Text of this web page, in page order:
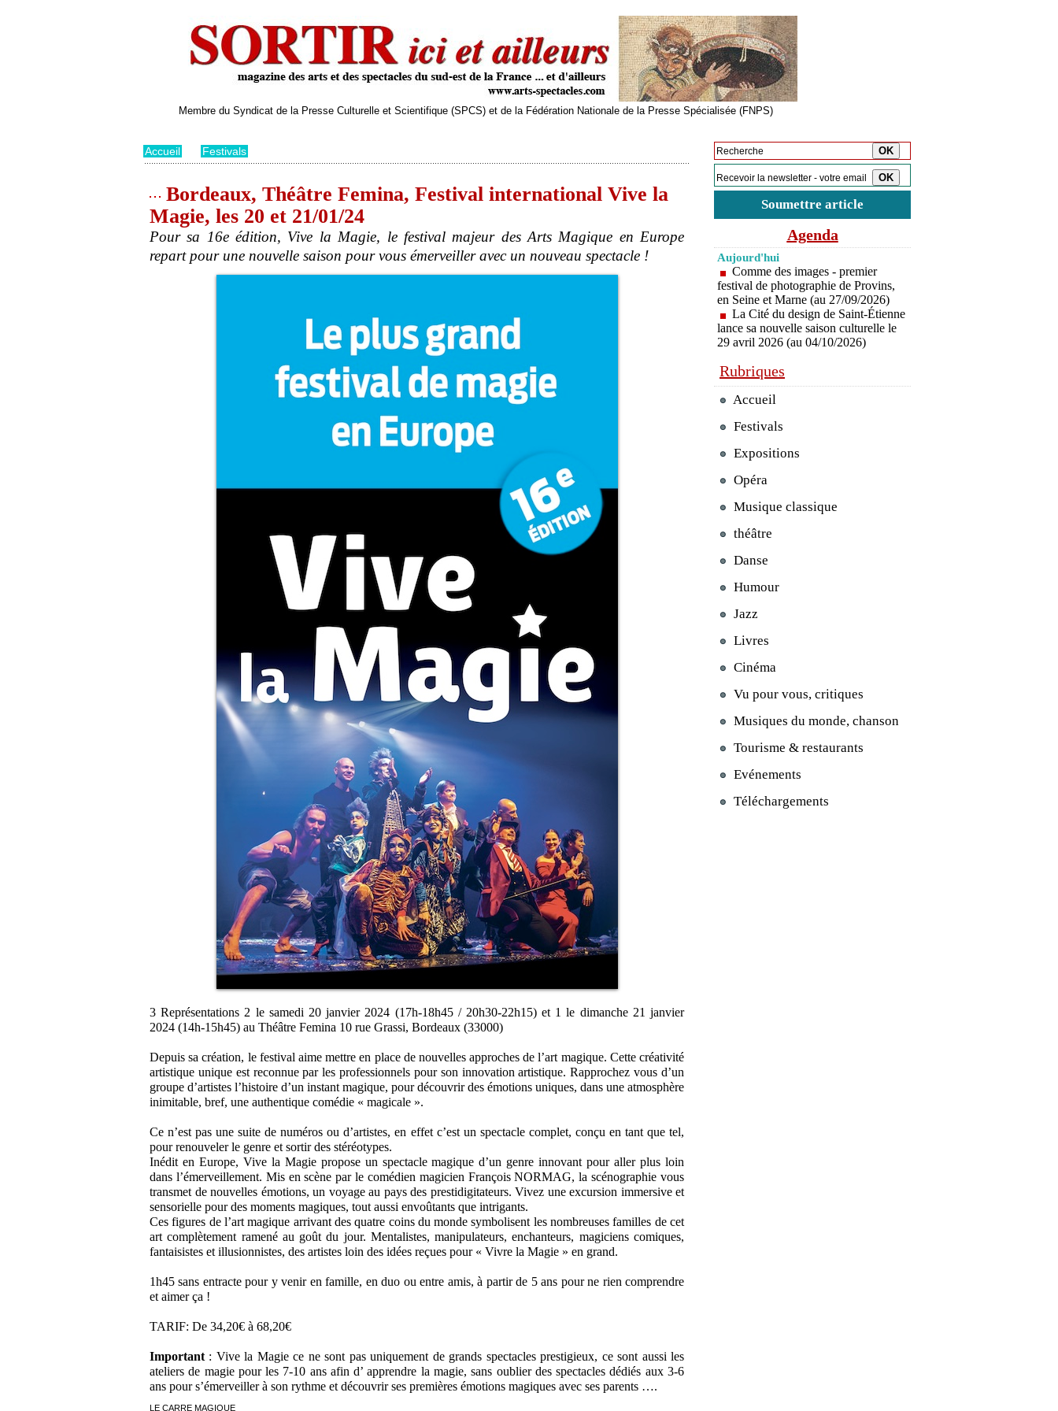
Membre du Syndicat de la Presse Culturelle et Scientifique (SPCS) et de la Fédération Nationale de la Presse Spécialisée (FNPS)
Accueil Festivals
Bordeaux, Théâtre Femina, Festival international Vive la
Magie, les 20 et 21/01/24
Pour sa 16e édition, Vive la Magie, le festival majeur des Arts Magique en Europe
repart pour une nouvelle saison pour vous émerveiller avec un nouveau spectacle !
3 Représentations 2 le samedi 20 janvier 2024 (17h-18h45 / 20h30-22h15) et 1 le dimanche 21 janvier
2024 (14h-15h45) au Théâtre Femina 10 rue Grassi, Bordeaux (33000)
Depuis sa création, le festival aime mettre en place de nouvelles approches de l’art magique. Cette créativité
artistique unique est reconnue par les professionnels pour son innovation artistique. Rapprochez vous d’un
groupe d’artistes l’histoire d’un instant magique, pour découvrir des émotions uniques, dans une atmosphère
inimitable, bref, une authentique comédie « magicale ».
Ce n’est pas une suite de numéros ou d’artistes, en effet c’est un spectacle complet, conçu en tant que tel,
pour renouveler le genre et sortir des stéréotypes.
Inédit en Europe, Vive la Magie propose un spectacle magique d’un genre innovant pour aller plus loin
dans l’émerveillement. Mis en scène par le comédien magicien François NORMAG, la scénographie vous
transmet de nouvelles émotions, un voyage au pays des prestidigitateurs. Vivez une excursion immersive et
sensorielle pour des moments magiques, tout aussi envoûtants que intrigants.
Ces figures de l’art magique arrivant des quatre coins du monde symbolisent les nombreuses familles de cet
art complètement ramené au goût du jour. Mentalistes, manipulateurs, enchanteurs, magiciens comiques,
fantaisistes et illusionnistes, des artistes loin des idées reçues pour « Vivre la Magie » en grand.
1h45 sans entracte pour y venir en famille, en duo ou entre amis, à partir de 5 ans pour ne rien comprendre
et aimer ça !
TARIF: De 34,20€ à 68,20€
Important : Vive la Magie ce ne sont pas uniquement de grands spectacles prestigieux, ce sont aussi les
ateliers de magie pour les 7-10 ans afin d’ apprendre la magie, sans oublier des spectacles dédiés aux 3-6
ans pour s’émerveiller à son rythme et découvrir ses premières émotions magiques avec ses parents ….
LE CARRE MAGIQUE
Soumettre article
Agenda
Aujourd'hui
Comme des images - premier
festival de photographie de Provins,
en Seine et Marne (au 27/09/2026)
La Cité du design de Saint-Étienne
lance sa nouvelle saison culturelle le
29 avril 2026 (au 04/10/2026)
Rubriques
Accueil
Festivals
Expositions
Opéra
Musique classique
théâtre
Danse
Humour
Jazz
Livres
Cinéma
Vu pour vous, critiques
Musiques du monde, chanson
Tourisme & restaurants
Evénements
Téléchargements